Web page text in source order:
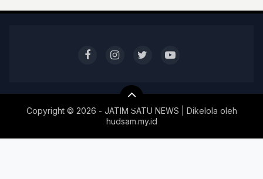
Copyright © 2026 - JATIM SATU NEWS | Dikelola oleh
hudsam.my.id